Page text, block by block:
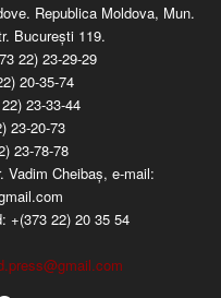
Republica Moldova, Mun.
Bucureşti 119.
22) 23-29-29
20-35-74
23-33-44
23-20-73
23-78-78
Vadim Cheibaş, e-mail:
+(373 22) 20 35 54